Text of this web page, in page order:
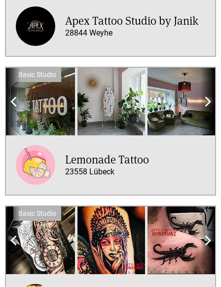
Studios
Piercings
Tattooentfernung
Premium
anzeigen
Artist
oder
Studio
Studios
Nur
Artists
Stile
Black
&
Grey
Blackwork
Chicano
Color
Comic
Apex Tattoo Studio by Janik
28844 Weyhe
Lemonade Tattoo
23558 Lübeck